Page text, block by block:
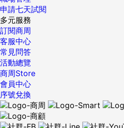
申請七天試閱
多元服務
訂閱商周
客服中心
常見問答
活動總覽
商周Store
會員中心
序號兌換